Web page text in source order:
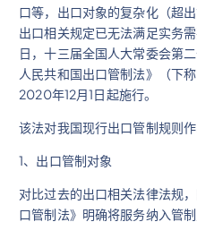
口等，出口对象的复杂化（超
出口相关规定已无法满足实务
日，十三届全国人大常委会第
人民共和国出口管制法》（下
2020年12月1日起施行。
该法对我国现行出口管制规则
1、出口管制对象
对比过去的出口相关法律法规
口管制法》明确将服务纳入管制